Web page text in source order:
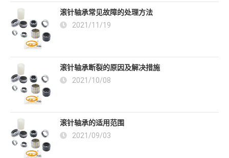
滚针轴承常见故障的处理方法
2021/11/19
滚针轴承断裂的原因及解决措施
2021/10/08
滚针轴承的适用范围
2021/09/03